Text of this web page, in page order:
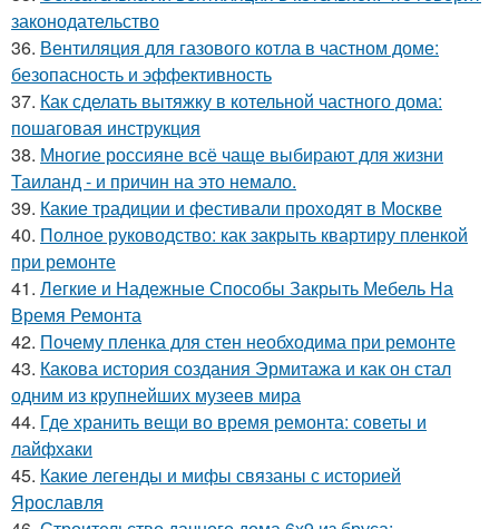
законодательство
36. Вентиляция для газового котла в частном доме:
безопасность и эффективность
37. Как сделать вытяжку в котельной частного дома:
пошаговая инструкция
38. Многие россияне всё чаще выбирают для жизни
Таиланд - и причин на это немало.
39. Какие традиции и фестивали проходят в Москве
40. Полное руководство: как закрыть квартиру пленкой
при ремонте
41. Легкие и Надежные Способы Закрыть Мебель На
Время Ремонта
42. Почему пленка для стен необходима при ремонте
43. Какова история создания Эрмитажа и как он стал
одним из крупнейших музеев мира
44. Где хранить вещи во время ремонта: советы и
лайфхаки
45. Какие легенды и мифы связаны с историей
Ярославля